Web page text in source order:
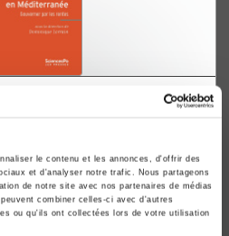
le contenu et les annonces, d'offrir des
et d'analyser notre trafic. Nous partageons
de notre site avec nos partenaires de médias
combiner celles-ci avec d'autres
ou qu'ils ont collectées lors de votre utilisation